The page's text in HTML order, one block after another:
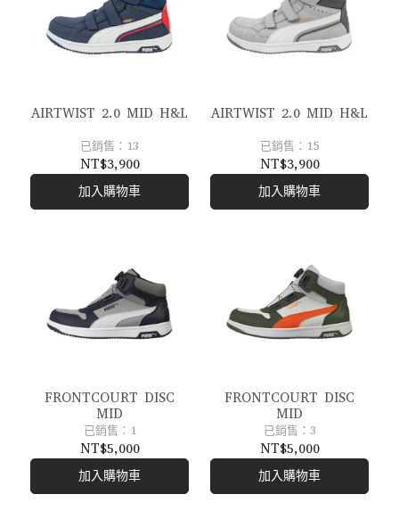
AIRTWIST 2.0 MID H&L
已銷售：13
NT$3,900
加入購物車
AIRTWIST 2.0 MID H&L
已銷售：15
NT$3,900
加入購物車
FRONTCOURT DISC
MID
已銷售：1
NT$5,000
加入購物車
FRONTCOURT DISC
MID
已銷售：3
NT$5,000
加入購物車